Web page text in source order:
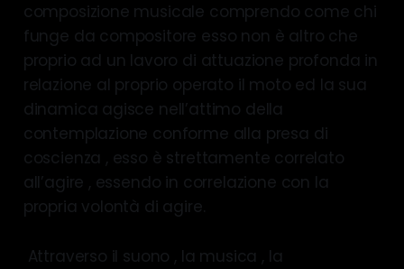
composizione musicale comprendo come chi
funge da compositore esso non è altro che
proprio ad un lavoro di attuazione profonda in
relazione al proprio operato il moto ed la sua
dinamica agisce nell’attimo della
contemplazione conforme alla presa di
coscienza , esso è strettamente correlato
all’agire , essendo in correlazione con la
propria volontà di agire.
Attraverso il suono , la musica , la